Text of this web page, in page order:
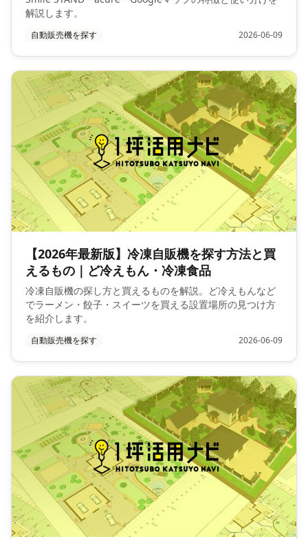
解説します。
自動販売機を探す 2026-06-09
【2026年最新版】冷凍自販機を探す方法と買
えるもの｜ど冷えもん・冷凍食品
冷凍自販機の探し方と買えるものを解説。ど冷えもんなど
でラーメン・餃子・スイーツを買える設置場所の見つけ方
を紹介します。
自動販売機を探す 2026-06-09